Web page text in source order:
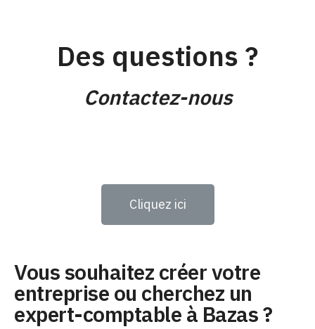
Des questions ?
Contactez-nous
Cliquez ici
Vous souhaitez créer votre
entreprise ou cherchez un
expert-comptable à Bazas ?